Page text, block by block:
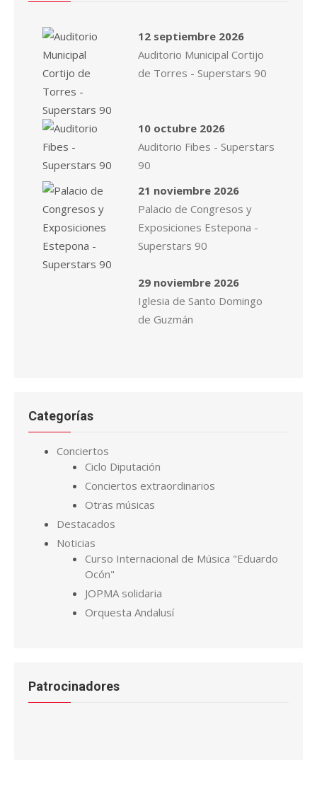
12 septiembre 2026
Auditorio Municipal Cortijo
de Torres - Superstars 90
10 octubre 2026
Auditorio Fibes - Superstars
90
21 noviembre 2026
Palacio de Congresos y
Exposiciones Estepona -
Superstars 90
29 noviembre 2026
Iglesia de Santo Domingo
de Guzmán
Categorías
Conciertos
Ciclo Diputación
Conciertos extraordinarios
Otras músicas
Destacados
Noticias
Curso Internacional de Música "Eduardo
Ocón"
JOPMA solidaria
Orquesta Andalusí
Patrocinadores